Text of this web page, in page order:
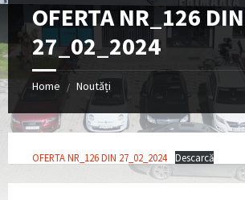
OFERTA NR_126 DIN
27_02_2024
Home / Noutăți
OFERTA NR_126 DIN 27_02_2024 Descarcă